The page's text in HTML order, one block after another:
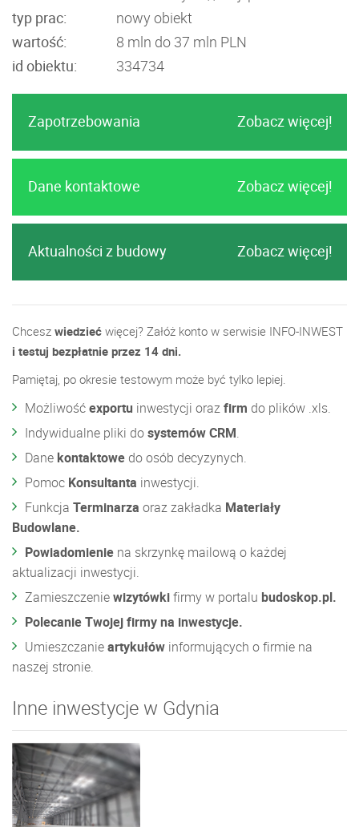
typ prac:
nowy obiekt
wartość:
8 mln do 37 mln PLN
id obiektu:
334734
Zapotrzebowania Zobacz więcej!
Dane kontaktowe Zobacz więcej!
Aktualności z budowy Zobacz więcej!
Chcesz wiedzieć więcej? Załóż konto w serwisie INFO-INWEST
i testuj bezpłatnie przez 14 dni.
Pamiętaj, po okresie testowym może być tylko lepiej.
Możliwośćexportu inwestycji orazfirm do plików .xls.
Indywidualne pliki dosystemów CRM.
Dane kontaktowe do osób decyzynych.
Pomoc Konsultanta inwestycji.
Funkcja Terminarza oraz zakładka Materiały
Budowlane.
Powiadomienie na skrzynkę mailową o każdej
aktualizacji inwestycji.
Zamieszczeniewizytówkifirmy w portalu budoskop.pl.
Polecanie Twojej firmy na inwestycje.
Umieszczanieartykułów informujących o firmie na
naszej stronie.
Inne inwestycje w Gdynia